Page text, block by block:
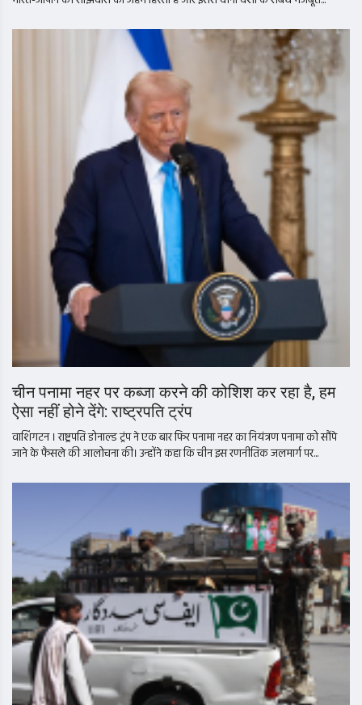
चीन पनामा नहर पर कब्जा करने की कोशिश कर रहा है, हम
ऐसा नहीं होने देंगे: राष्ट्रपति ट्रंप
वाशिंगटन । राष्ट्रपति डोनाल्ड ट्रंप ने एक बार फिर पनामा नहर का नियंत्रण पनामा को सौंपे
जाने के फैसले की आलोचना की। उन्होंने कहा कि चीन इस रणनीतिक जलमार्ग पर...